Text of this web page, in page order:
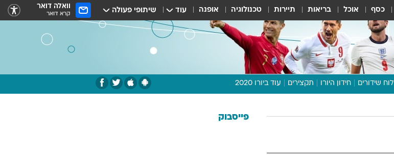
כסף אוכל בריאות תיירות טכנולוגיה אופנה עוד שיתופי פעולה וואלה דואר
קרא דואר
לוח שידורים חידון היורו תקצירים עוד ביורו 2020
תכנית היורו פייסבוק